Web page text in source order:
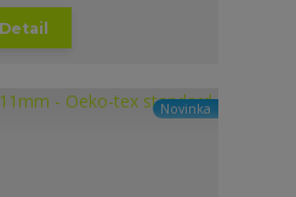
Detail
Novinka